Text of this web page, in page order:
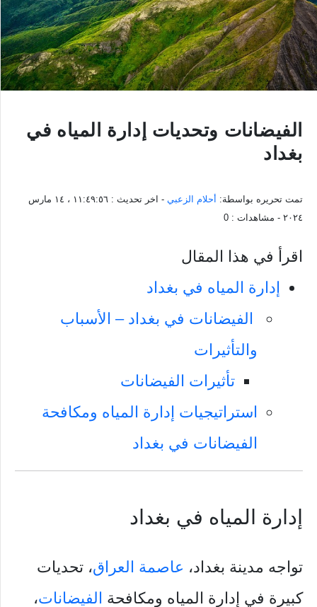
الفيضانات وتحديات إدارة المياه في
بغداد
تمت تحريره بواسطة: أحلام الزعبي - اخر تحديث :
١١:٤٩:٥٦ ، ١٤ مارس
٢٠٢٤ - مشاهدات : 0
اقرأ في هذا المقال
إدارة المياه في بغداد
الفيضانات في بغداد – الأسباب
والتأثيرات
تأثيرات الفيضانات
استراتيجيات إدارة المياه ومكافحة
الفيضانات في بغداد
إدارة المياه في بغداد
تواجه مدينة بغداد، عاصمة العراق، تحديات
كبيرة في إدارة المياه ومكافحة الفيضانات،